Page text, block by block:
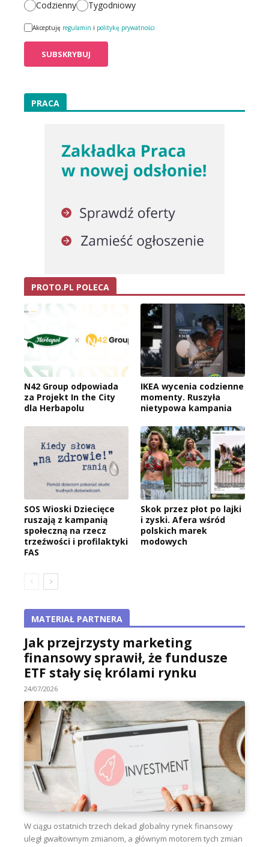
Codzienny Tygodniowy
Akceptuję regulamin i politykę prywatności
PRACA
PROTO.PL POLECA
N42 Group odpowiada
za Projekt In the City
dla Herbapolu
IKEA wycenia codzienne
momenty. Ruszyła
nietypowa kampania
SOS Wioski Dziecięce
ruszają z kampanią
społeczną na rzecz
trzeźwości i profilaktyki
FAS
Skok przez płot po lajki
i zyski. Afera wśród
polskich marek
modowych
MATERIAŁ PARTNERA
Jak przejrzysty marketing
finansowy sprawił, że fundusze
ETF stały się królami rynku
24/07/2026
W ciągu ostatnich trzech dekad globalny rynek finansowy
uległ gwałtownym zmianom, a głównym motorem tych zmian